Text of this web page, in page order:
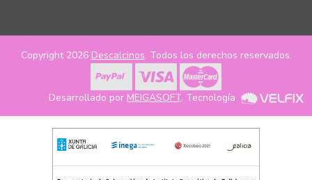
Copyright 2026 Descalcinos. Todos los derechos reservados.
Desarrollado por MEIGASOFT. Tecnología